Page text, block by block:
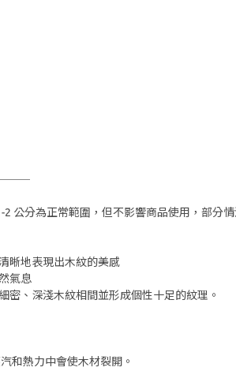
公分為正常範圍，但不影響商品使用，部分
晰地表現出木紋的美感
氣息
密、深淺木紋相間並形成個性十足的紋理。
和熱力中會使木材裂開。